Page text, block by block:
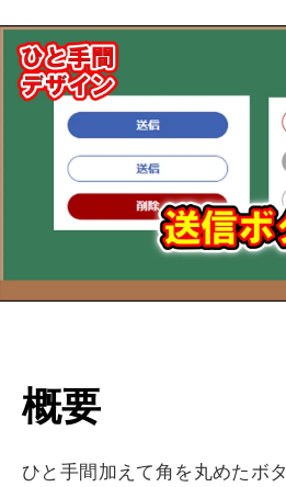
概要
ひと手間加えて角を丸めたボ